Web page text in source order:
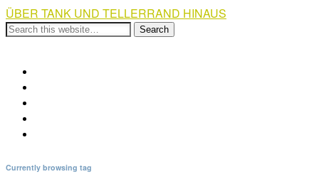
ÜBER TANK UND TELLERRAND HINAUS
Currently browsing tag